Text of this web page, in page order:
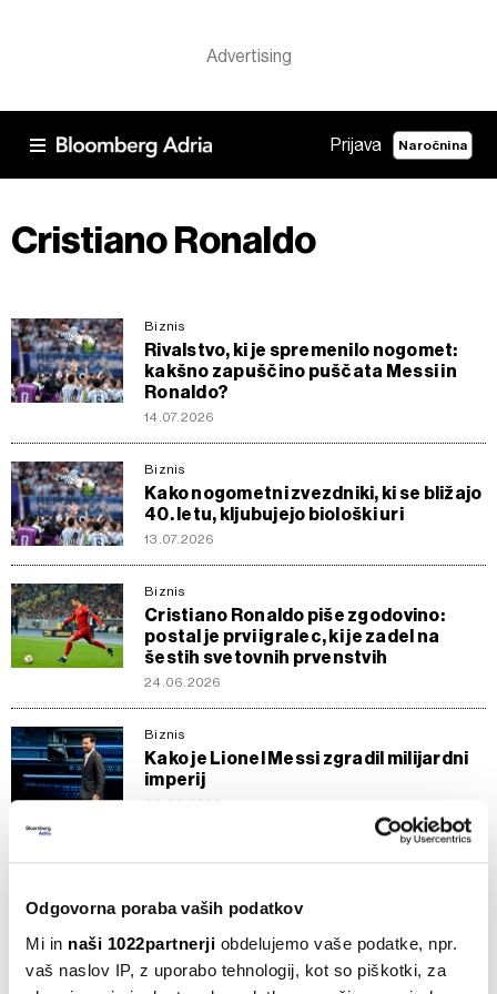
Odgovorna poraba vaših podatkov
Mi in naši 1022partnerji obdelujemo vaše podatke, npr.
vaš naslov IP, z uporabo tehnologij, kot so piškotki, za
Prijava Naročnina
Cristiano Ronaldo
Biznis
Rivalstvo, ki je spremenilo nogomet:
kakšno zapuščino puščata Messi in
Ronaldo?
14.07.2026
Biznis
Kako nogometni zvezdniki, ki se bližajo
40. letu, kljubujejo biološki uri
13.07.2026
Biznis
Cristiano Ronaldo piše zgodovino:
postal je prvi igralec, ki je zadel na
šestih svetovnih prvenstvih
24.06.2026
Biznis
Kako je Lionel Messi zgradil milijardni
imperij
06.06.2026
LiveModeTV krepi medijski imperij
Biznis